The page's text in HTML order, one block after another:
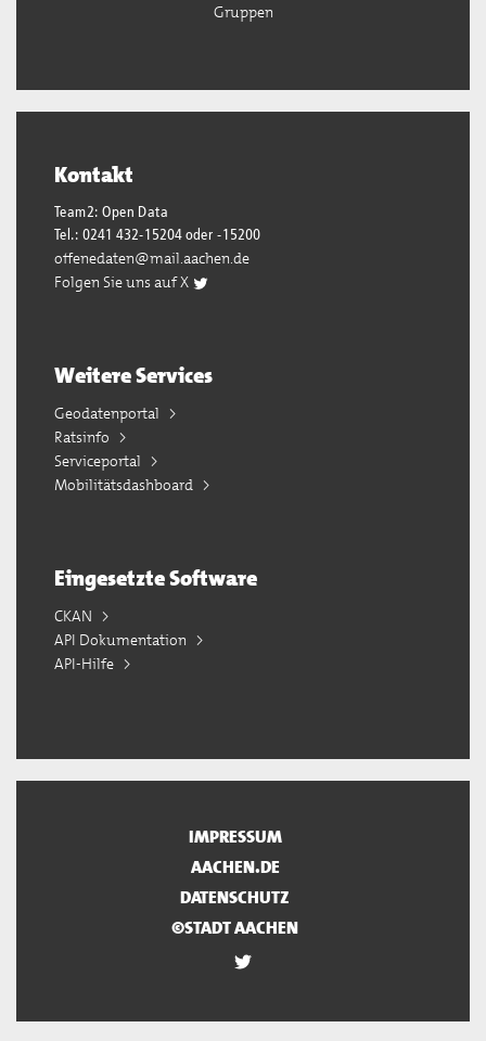
Gruppen
Kontakt
Team2: Open Data
Tel.: 0241 432-15204 oder -15200
offenedaten@mail.aachen.de
Folgen Sie uns auf X
Weitere Services
Geodatenportal
Ratsinfo
Serviceportal
Mobilitätsdashboard
Eingesetzte Software
CKAN
API Dokumentation
API-Hilfe
IMPRESSUM
AACHEN.DE
DATENSCHUTZ
©STADT AACHEN